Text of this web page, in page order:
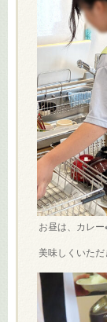
お昼は、カレー
美味しくいただ